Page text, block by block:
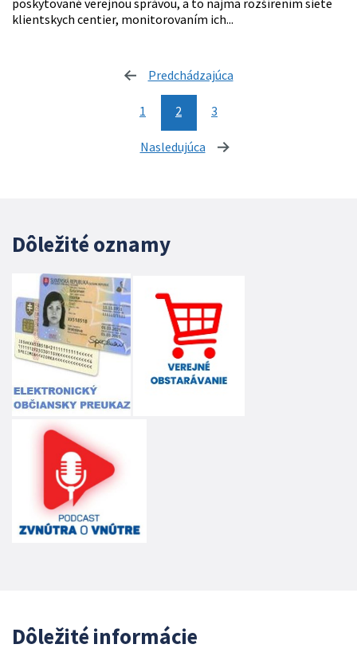
poskytované verejnou správou, a to najmä rozšírením siete
klientskych centier, monitorovaním ich...
Predchádzajúca
1 2 3
Nasledujúca stránka
Dôležité oznamy
Dôležité informácie